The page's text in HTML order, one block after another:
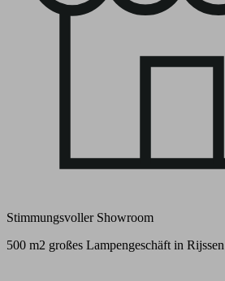
Stimmungsvoller Showroom
500 m2 großes Lampengeschäft in Rijssen